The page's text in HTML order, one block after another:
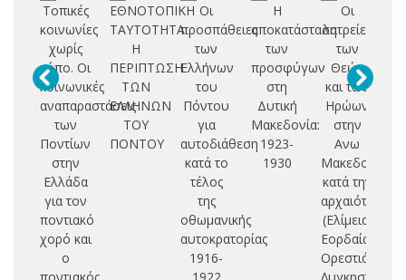
Τοπικές
κοινωνίες
χωρίς
τόπο. Οι
κοινωνικές
αναπαραστάσεις
των
Ποντίων
στην
Ελλάδα
για τον
ποντιακό
χορό και
ο
ΕΘΝΟΤΟΠΙΚΗ
ΤΑΥΤΟΤΗΤΑ:
Η
ΠΕΡΙΠΤΩΣΗ
ΤΩΝ
ΕΛΛΗΝΩΝ
ΤΟΥ
ΠΟΝΤΟΥ
Οι
προσπάθειες
των
Ελλήνων
του
Πόντου
για
αυτοδιάθεση
κατά το
τέλος
της
οθωμανικής
αυτοκρατορίας
1916-
Η
αποκατάσταση
των
προσφύγων
στη
Δυτική
Μακεδονία:
1923-
1930
Οι
λατρείες
των
Θεών
και των
Ηρώων
στην
Ανω
Μακεδονία
κατά την
αρχαιότητα
(Ελίμεια,
Εορδαία,
Ορεστιάδα,